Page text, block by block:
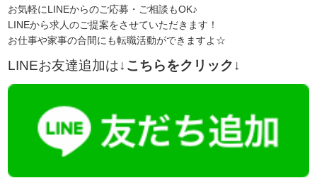
お気軽にLINEからのご応募・ご相談もOK♪
LINEから求人のご提案をさせていただきます！
お仕事や家事の合間にも転職活動ができますよ☆
LINEお友達追加は↓こちらをクリック↓